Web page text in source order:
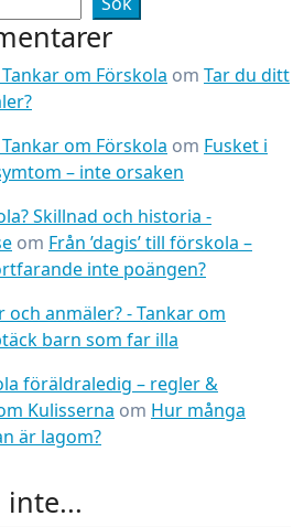
om Förskola om Tar du ditt
om Förskola om Fusket i
– inte orsaken
Skillnad och historia -
om Från ’dagis’ till förskola –
inte poängen?
och anmäler? - Tankar om
barn som far illa
föräldraledig – regler &
Kulisserna om Hur många
är lagom?
inte...